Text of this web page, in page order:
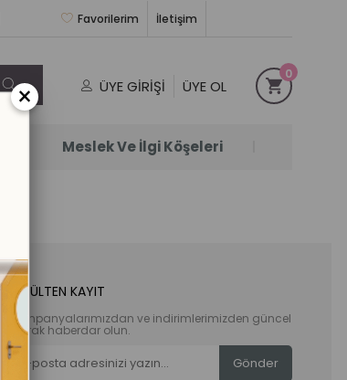
İletişim
Favorilerim
ÜYE GIRIŞI ÜYE OL
0
Meslek Ve İlgi Köşeleri
E-BÜLTEN KAYIT
Kampanyalarımızdan ve indirimlerimizden güncel
olarak haberdar olun.
Gönder
×